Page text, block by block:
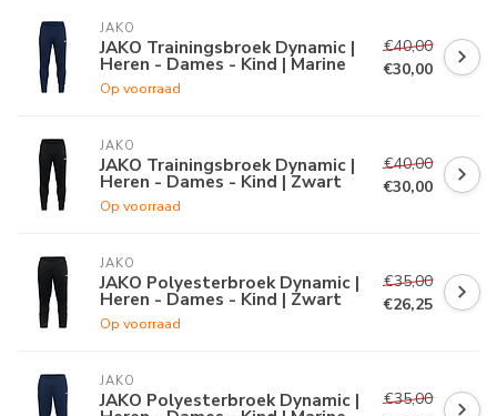
JAKO
JAKO Trainingsbroek Dynamic |
Heren - Dames - Kind | Marine
Op voorraad
€40,00
€30,00
JAKO
JAKO Trainingsbroek Dynamic |
Heren - Dames - Kind | Zwart
Op voorraad
€40,00
€30,00
JAKO
JAKO Polyesterbroek Dynamic |
Heren - Dames - Kind | Zwart
Op voorraad
€35,00
€26,25
JAKO
JAKO Polyesterbroek Dynamic |
€35,00